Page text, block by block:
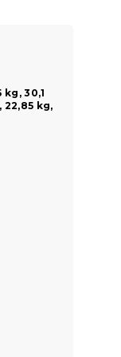
kg, 30,1
22,85 kg,